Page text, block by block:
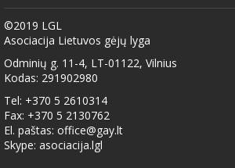
©2019 LGL
Asociacija Lietuvos gėjų lyga
Odminių g. 11-4, LT-01122, Vilnius
Kodas: 291902980
Tel: +370 5 2610314
Fax: +370 5 2130762
El. paštas: office@gay.lt
Skype: asociacija.lgl